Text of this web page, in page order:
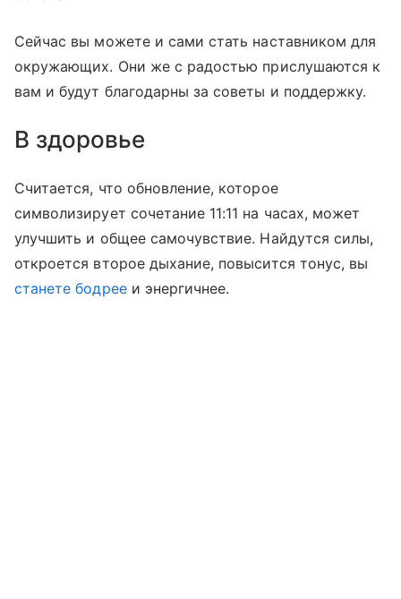
Сейчас вы можете и сами стать наставником для
окружающих. Они же с радостью прислушаются к
вам и будут благодарны за советы и поддержку.
В здоровье
Считается, что обновление, которое
символизирует сочетание 11:11 на часах, может
улучшить и общее самочувствие. Найдутся силы,
откроется второе дыхание, повысится тонус, вы
станете бодрееи энергичнее.